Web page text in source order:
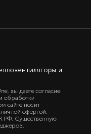
и
вы даете согласие
обработки
сайте носит
офертой,
РФ. Существенную
вы соглашаетесь на
куки.
можете
нашем разделе